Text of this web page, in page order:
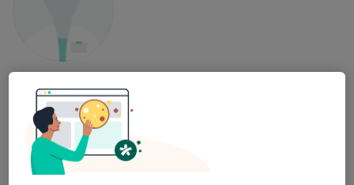
Uzm. Dr. Ulviye Uzar
Çocuk sağlığı ve hastalıkları
3 görüş
Manisa•Harita
Doktor Muayenehanesi